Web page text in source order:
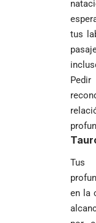
tus
Tus
en la
sacerdote de
Diócesis de
Girardota,
de Yolombo